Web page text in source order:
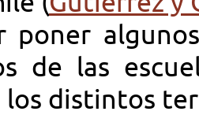
poner
de las
los distintos